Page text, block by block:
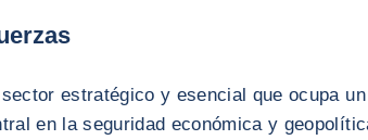
estratégico y esencial que ocupa
en la seguridad económica y